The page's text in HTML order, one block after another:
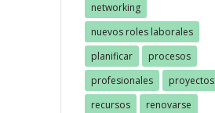
networking
nuevos roles laborales
planificar
procesos
profesionales
proyectos
recursos
renovarse